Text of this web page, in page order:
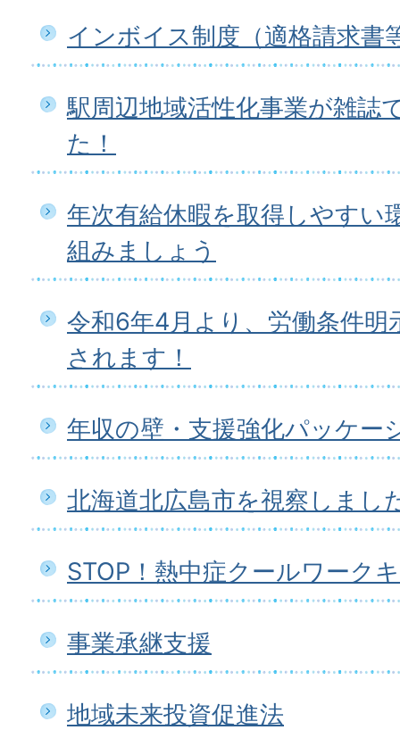
インボイス制度（適格請求書
駅周辺地域活性化事業が雑誌
た！
年次有給休暇を取得しやすい
組みましょう
令和6年4月より、労働条件明
されます！
年収の壁・支援強化パッケー
北海道北広島市を視察しまし
STOP！熱中症クールワーク
事業承継支援
地域未来投資促進法